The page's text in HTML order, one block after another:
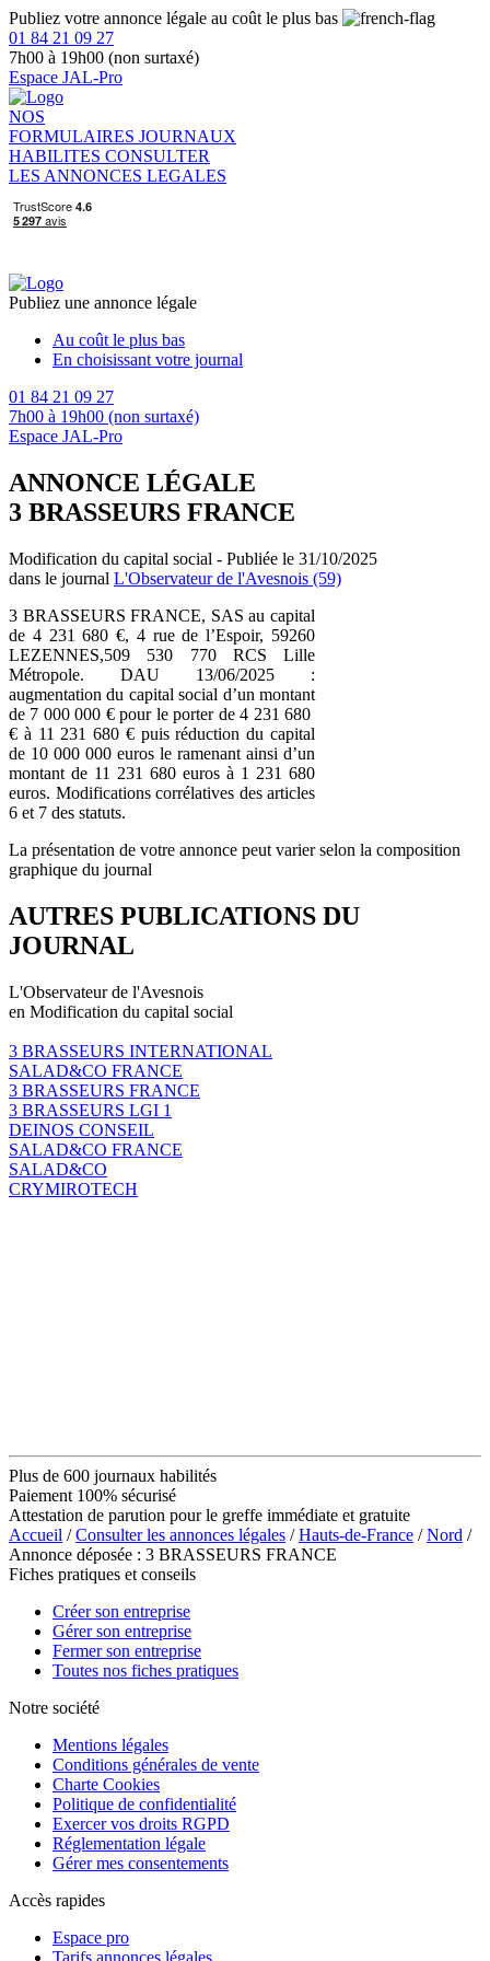
Publiez votre annonce légale au coût le plus bas
01 84 21 09 27
7h00 à 19h00 (non surtaxé)
Espace JAL-Pro
NOS
FORMULAIRES JOURNAUX
HABILITES CONSULTER
LES ANNONCES LEGALES
Publiez une annonce légale
Au coût le plus bas
En choisissant votre journal
01 84 21 09 27
7h00 à 19h00 (non surtaxé)
Espace JAL-Pro
ANNONCE LÉGALE
3 BRASSEURS FRANCE
Modification du capital social - Publiée le 31/10/2025
dans le journal L'Observateur de l'Avesnois (59)
3 BRASSEURS FRANCE, SAS au capital
de 4 231 680 €, 4 rue de l’Espoir, 59260
LEZENNES,509 530 770 RCS Lille
Métropole. DAU 13/06/2025 :
augmentation du capital social d’un montant
de 7 000 000 € pour le porter de 4 231 680
€ à 11 231 680 € puis réduction du capital
de 10 000 000 euros le ramenant ainsi d’un
montant de 11 231 680 euros à 1 231 680
euros. Modifications corrélatives des articles
6 et 7 des statuts.
La présentation de votre annonce peut varier selon la composition
graphique du journal
AUTRES PUBLICATIONS DU
JOURNAL
L'Observateur de l'Avesnois
en Modification du capital social
3 BRASSEURS INTERNATIONAL
SALAD&CO FRANCE
3 BRASSEURS FRANCE
3 BRASSEURS LGI 1
DEINOS CONSEIL
SALAD&CO FRANCE
SALAD&CO
CRYMIROTECH
Plus de 600 journaux habilités
Paiement 100% sécurisé
Attestation de parution pour le greffe immédiate et gratuite
Accueil /Consulter les annonces légales /Hauts-de-France /Nord /
Annonce déposée : 3 BRASSEURS FRANCE
Fiches pratiques et conseils
Créer son entreprise
Gérer son entreprise
Fermer son entreprise
Toutes nos fiches pratiques
Notre société
Mentions légales
Conditions générales de vente
Charte Cookies
Politique de confidentialité
Exercer vos droits RGPD
Réglementation légale
Gérer mes consentements
Accès rapides
Espace pro
Tarifs annonces légales